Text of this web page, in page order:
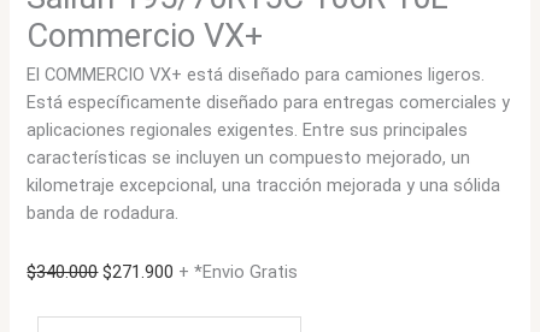
Commercio VX+
El COMMERCIO VX+ está diseñado para camiones ligeros.
Está específicamente diseñado para entregas comerciales y
aplicaciones regionales exigentes. Entre sus principales
características se incluyen un compuesto mejorado, un
kilometraje excepcional, una tracción mejorada y una sólida
banda de rodadura.
$340.000El
$271.900 El
+ *Envio Gratis